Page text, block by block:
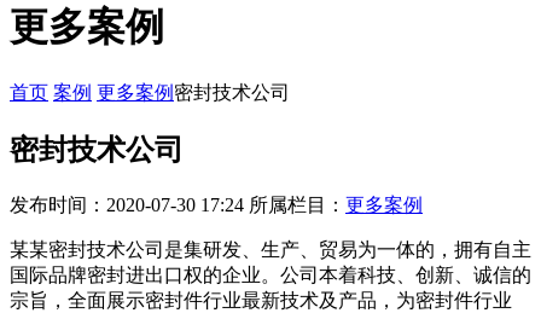
更多案例
首页 案例 更多案例 密封技术公司
密封技术公司
发布时间：2020-07-30 17:24 所属栏目： 更多案例
某某密封技术公司是集研发、生产、贸易为一体的，拥有自主
国际品牌密封进出口权的企业。公司本着科技、创新、诚信的
宗旨，全面展示密封件行业最新技术及产品，为密封件行业